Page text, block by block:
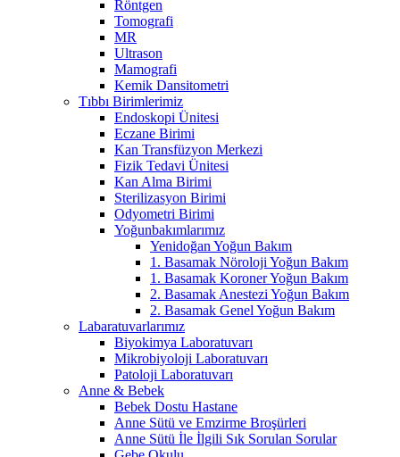
Röntgen
Tomografi
MR
Ultrason
Mamografi
Kemik Dansitometri
Tıbbı Birimlerimiz
Endoskopi Ünitesi
Eczane Birimi
Kan Transfüzyon Merkezi
Fizik Tedavi Ünitesi
Kan Alma Birimi
Sterilizasyon Birimi
Odyometri Birimi
Yoğunbakımlarımız
Yenidoğan Yoğun Bakım
1. Basamak Nöroloji Yoğun Bakım
1. Basamak Koroner Yoğun Bakım
2. Basamak Anestezi Yoğun Bakım
2. Basamak Genel Yoğun Bakım
Labaratuvarlarımız
Biyokimya Laboratuvarı
Mikrobiyoloji Laboratuvarı
Patoloji Laboratuvarı
Anne & Bebek
Bebek Dostu Hastane
Anne Sütü ve Emzirme Broşürleri
Anne Sütü İle İlgili Sık Sorulan Sorular